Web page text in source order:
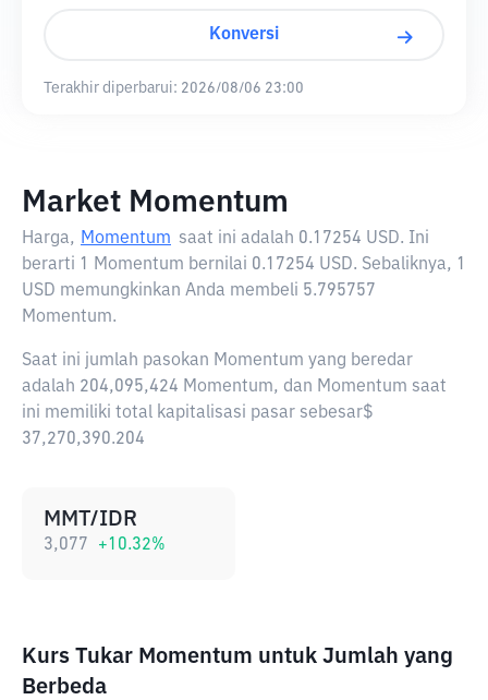
Konversi
Terakhir diperbarui: 2026/08/06 23:00
Market Momentum
Harga, Momentum saat ini adalah 0.17254 USD. Ini
berarti 1 Momentum bernilai 0.17254 USD. Sebaliknya, 1
USD memungkinkan Anda membeli 5.795757
Momentum.
Saat ini jumlah pasokan Momentum yang beredar
adalah 204,095,424 Momentum, dan Momentum saat
ini memiliki total kapitalisasi pasar sebesar$
37,270,390.204
MMT/IDR
3,077 +10.32%
Kurs Tukar Momentum untuk Jumlah yang
Berbeda